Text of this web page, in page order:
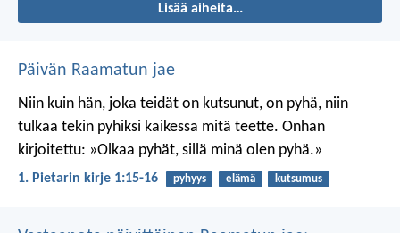
Lisää aiheita…
Päivän Raamatun jae
Niin kuin hän, joka teidät on kutsunut, on pyhä, niin
tulkaa tekin pyhiksi kaikessa mitä teette. Onhan
kirjoitettu: »Olkaa pyhät, sillä minä olen pyhä.»
1. Pietarin kirje 1:15-16 pyhyys elämä kutsumus